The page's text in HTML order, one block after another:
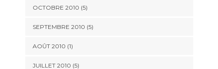
OCTOBRE 2010 (5)
SEPTEMBRE 2010 (5)
AOÛT 2010 (1)
JUILLET 2010 (5)